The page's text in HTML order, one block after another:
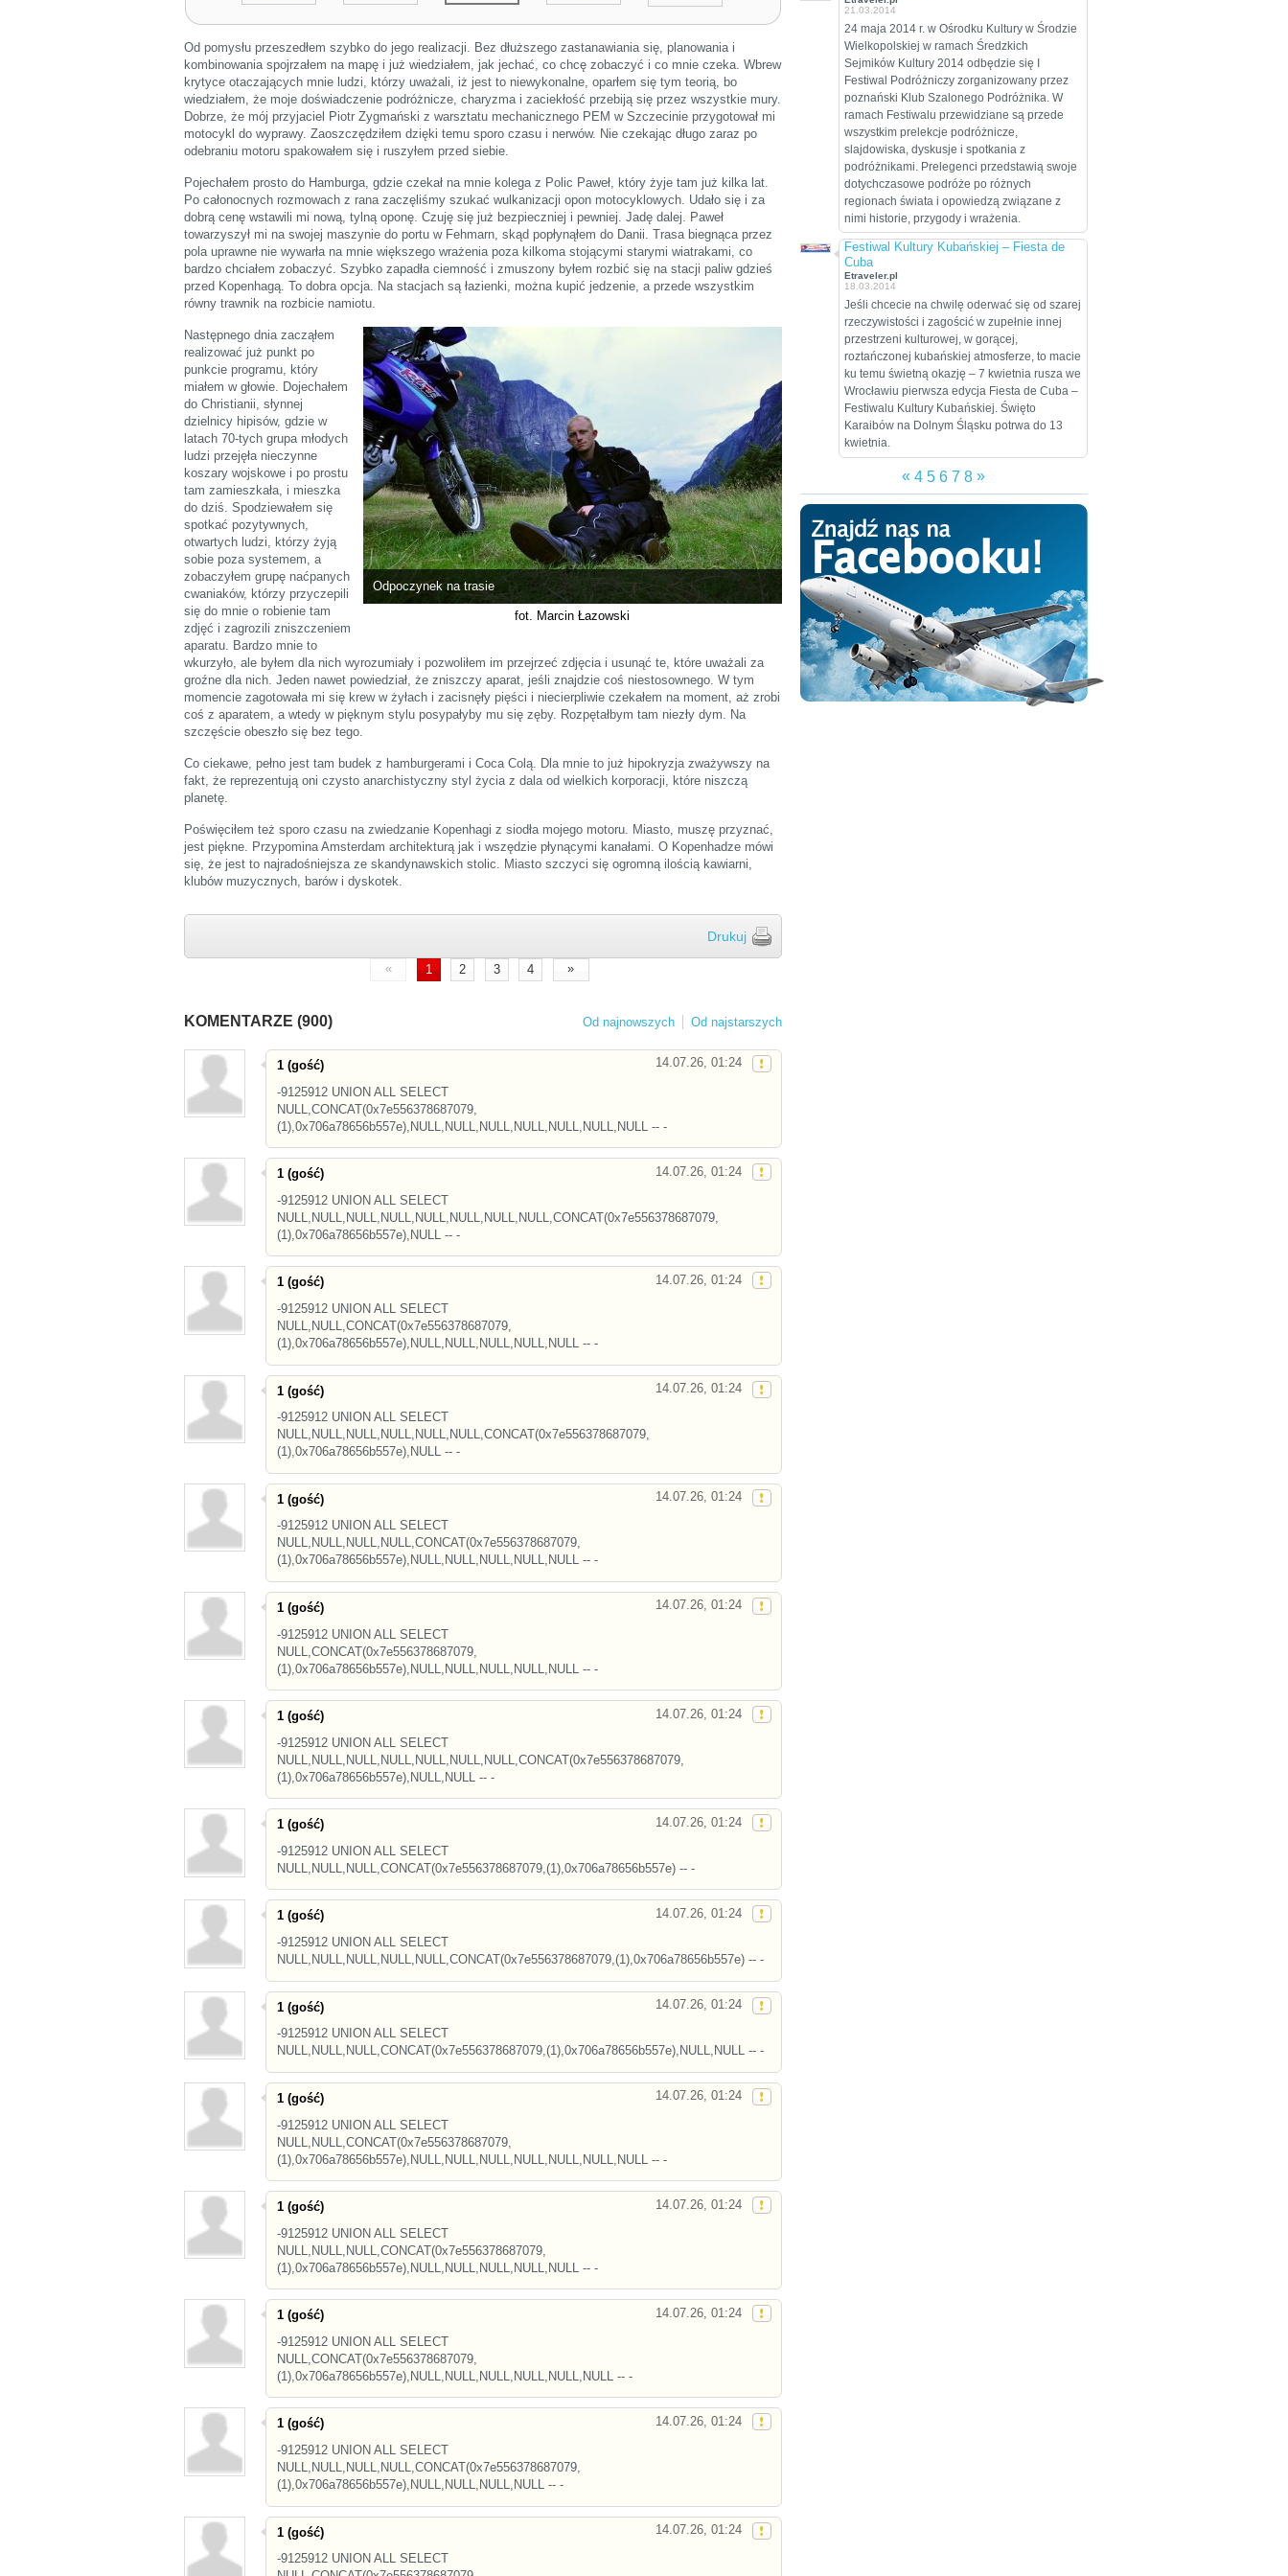
Od pomysłu przeszedłem szybko do jego realizacji. Bez dłuższego zastanawiania się, planowania i
kombinowania spojrzałem na mapę i już wiedziałem, jak jechać, co chcę zobaczyć i co mnie czeka. Wbrew
krytyce otaczających mnie ludzi, którzy uważali, iż jest to niewykonalne, oparłem się tym teorią, bo
wiedziałem, że moje doświadczenie podróżnicze, charyzma i zaciekłość przebiją się przez wszystkie mury.
Dobrze, że mój przyjaciel Piotr Zygmański z warsztatu mechanicznego PEM w Szczecinie przygotował mi
motocykl do wyprawy. Zaoszczędziłem dzięki temu sporo czasu i nerwów. Nie czekając długo zaraz po
odebraniu motoru spakowałem się i ruszyłem przed siebie.
Pojechałem prosto do Hamburga, gdzie czekał na mnie kolega z Polic Paweł, który żyje tam już kilka lat.
Po całonocnych rozmowach z rana zaczęliśmy szukać wulkanizacji opon motocyklowych. Udało się i za
dobrą cenę wstawili mi nową, tylną oponę. Czuję się już bezpieczniej i pewniej. Jadę dalej. Paweł
towarzyszył mi na swojej maszynie do portu w Fehmarn, skąd popłynąłem do Danii. Trasa biegnąca przez
pola uprawne nie wywarła na mnie większego wrażenia poza kilkoma stojącymi starymi wiatrakami, co
bardzo chciałem zobaczyć. Szybko zapadła ciemność i zmuszony byłem rozbić się na stacji paliw gdzieś
przed Kopenhagą. To dobra opcja. Na stacjach są łazienki, można kupić jedzenie, a przede wszystkim
równy trawnik na rozbicie namiotu.
Odpoczynek na trasie
fot. Marcin Łazowski
Następnego dnia zacząłem
realizować już punkt po
punkcie programu, który
miałem w głowie. Dojechałem
do Christianii, słynnej
dzielnicy hipisów, gdzie w
latach 70-tych grupa młodych
ludzi przejęła nieczynne
koszary wojskowe i po prostu
tam zamieszkała, i mieszka
do dziś. Spodziewałem się
spotkać pozytywnych,
otwartych ludzi, którzy żyją
sobie poza systemem, a
zobaczyłem grupę naćpanych
cwaniaków, którzy przyczepili
się do mnie o robienie tam
zdjęć i zagrozili zniszczeniem
aparatu. Bardzo mnie to
wkurzyło, ale byłem dla nich wyrozumiały i pozwoliłem im przejrzeć zdjęcia i usunąć te, które uważali za
groźne dla nich. Jeden nawet powiedział, że zniszczy aparat, jeśli znajdzie coś niestosownego. W tym
momencie zagotowała mi się krew w żyłach i zacisnęły pięści i niecierpliwie czekałem na moment, aż zrobi
coś z aparatem, a wtedy w pięknym stylu posypałyby mu się zęby. Rozpętałbym tam niezły dym. Na
szczęście obeszło się bez tego.
Co ciekawe, pełno jest tam budek z hamburgerami i Coca Colą. Dla mnie to już hipokryzja zważywszy na
fakt, że reprezentują oni czysto anarchistyczny styl życia z dala od wielkich korporacji, które niszczą
planetę.
Poświęciłem też sporo czasu na zwiedzanie Kopenhagi z siodła mojego motoru. Miasto, muszę przyznać,
jest piękne. Przypomina Amsterdam architekturą jak i wszędzie płynącymi kanałami. O Kopenhadze mówi
się, że jest to najradośniejsza ze skandynawskich stolic. Miasto szczyci się ogromną ilością kawiarni,
klubów muzycznych, barów i dyskotek.
Drukuj
« 1 2 3 4 »
KOMENTARZE (900) Od najnowszych Od najstarszych
1 (gość) 14.07.26, 01:24
-9125912 UNION ALL SELECT
NULL,CONCAT(0x7e556378687079,
(1),0x706a78656b557e),NULL,NULL,NULL,NULL,NULL,NULL,NULL -- -
1 (gość) 14.07.26, 01:24
-9125912 UNION ALL SELECT
NULL,NULL,NULL,NULL,NULL,NULL,NULL,NULL,CONCAT(0x7e556378687079,
(1),0x706a78656b557e),NULL -- -
1 (gość) 14.07.26, 01:24
-9125912 UNION ALL SELECT
NULL,NULL,CONCAT(0x7e556378687079,
(1),0x706a78656b557e),NULL,NULL,NULL,NULL,NULL -- -
1 (gość) 14.07.26, 01:24
-9125912 UNION ALL SELECT
NULL,NULL,NULL,NULL,NULL,NULL,CONCAT(0x7e556378687079,
(1),0x706a78656b557e),NULL -- -
1 (gość) 14.07.26, 01:24
-9125912 UNION ALL SELECT
NULL,NULL,NULL,NULL,CONCAT(0x7e556378687079,
(1),0x706a78656b557e),NULL,NULL,NULL,NULL,NULL -- -
1 (gość) 14.07.26, 01:24
-9125912 UNION ALL SELECT
NULL,CONCAT(0x7e556378687079,
(1),0x706a78656b557e),NULL,NULL,NULL,NULL,NULL -- -
1 (gość) 14.07.26, 01:24
-9125912 UNION ALL SELECT
NULL,NULL,NULL,NULL,NULL,NULL,NULL,CONCAT(0x7e556378687079,
(1),0x706a78656b557e),NULL,NULL -- -
1 (gość) 14.07.26, 01:24
-9125912 UNION ALL SELECT
NULL,NULL,NULL,CONCAT(0x7e556378687079,(1),0x706a78656b557e) -- -
1 (gość) 14.07.26, 01:24
-9125912 UNION ALL SELECT
NULL,NULL,NULL,NULL,NULL,CONCAT(0x7e556378687079,(1),0x706a78656b557e) -- -
1 (gość) 14.07.26, 01:24
-9125912 UNION ALL SELECT
NULL,NULL,NULL,CONCAT(0x7e556378687079,(1),0x706a78656b557e),NULL,NULL -- -
1 (gość) 14.07.26, 01:24
-9125912 UNION ALL SELECT
NULL,NULL,CONCAT(0x7e556378687079,
(1),0x706a78656b557e),NULL,NULL,NULL,NULL,NULL,NULL,NULL -- -
1 (gość) 14.07.26, 01:24
-9125912 UNION ALL SELECT
NULL,NULL,NULL,CONCAT(0x7e556378687079,
(1),0x706a78656b557e),NULL,NULL,NULL,NULL,NULL -- -
1 (gość) 14.07.26, 01:24
-9125912 UNION ALL SELECT
NULL,CONCAT(0x7e556378687079,
(1),0x706a78656b557e),NULL,NULL,NULL,NULL,NULL,NULL -- -
1 (gość) 14.07.26, 01:24
-9125912 UNION ALL SELECT
NULL,NULL,NULL,NULL,CONCAT(0x7e556378687079,
(1),0x706a78656b557e),NULL,NULL,NULL,NULL -- -
1 (gość) 14.07.26, 01:24
-9125912 UNION ALL SELECT
Zjednoczone, które
zamierzają przejechać
wzdłuż i wszerz w
trakcie dwumiesięcznej
eskapady.
21.03.2014
24 maja 2014 r. w Ośrodku Kultury w Środzie
Wielkopolskiej w ramach Średzkich
Sejmików Kultury 2014 odbędzie się I
Festiwal Podróżniczy zorganizowany przez
poznański Klub Szalonego Podróżnika. W
ramach Festiwalu przewidziane są przede
wszystkim prelekcje podróżnicze,
slajdowiska, dyskusje i spotkania z
podróżnikami. Prelegenci przedstawią swoje
dotychczasowe podróże po różnych
regionach świata i opowiedzą związane z
nimi historie, przygody i wrażenia.
Festiwal Kultury Kubańskiej – Fiesta de
Cuba
Etraveler.pl
18.03.2014
Jeśli chcecie na chwilę oderwać się od szarej
rzeczywistości i zagościć w zupełnie innej
przestrzeni kulturowej, w gorącej,
roztańczonej kubańskiej atmosferze, to macie
ku temu świetną okazję – 7 kwietnia rusza we
Wrocławiu pierwsza edycja Fiesta de Cuba –
Festiwalu Kultury Kubańskiej. Święto
Karaibów na Dolnym Śląsku potrwa do 13
kwietnia.
« 4 5 6 7 8 »